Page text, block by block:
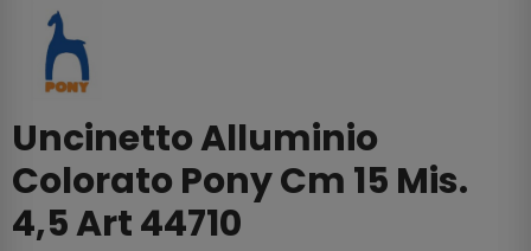
Uncinetto Alluminio
Colorato Pony Cm 15 Mis.
4,5 Art 44710